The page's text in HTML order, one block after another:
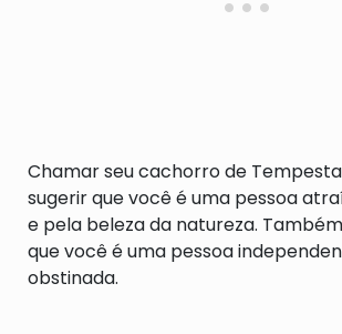
Chamar seu cachorro de
sugerir que você é uma pessoa
e pela beleza da natureza.
que você é uma pessoa
obstinada.